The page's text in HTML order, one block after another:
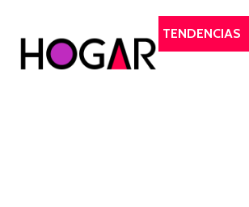
TENDENCIAS